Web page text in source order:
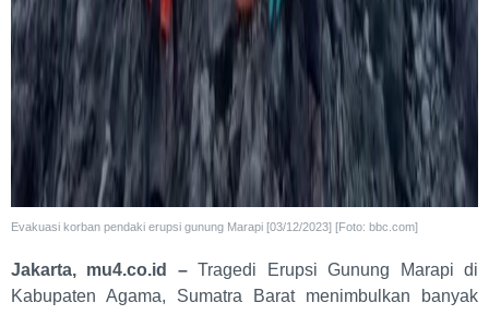
Evakuasi korban pendaki erupsi gunung Marapi [03/12/2023] [Foto: bbc.com]
Jakarta, mu4.co.id –Tragedi Erupsi Gunung Marapi di
Kabupaten Agama, Sumatra Barat menimbulkan banyak